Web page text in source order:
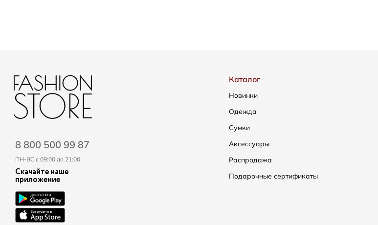
8 800 500 99 87
ПН-ВС с 09:00 до 21:00
Скачайте наше
приложение
Каталог
Новинки
Одежда
Сумки
Аксессуары
Распродажа
Подарочные сертификаты